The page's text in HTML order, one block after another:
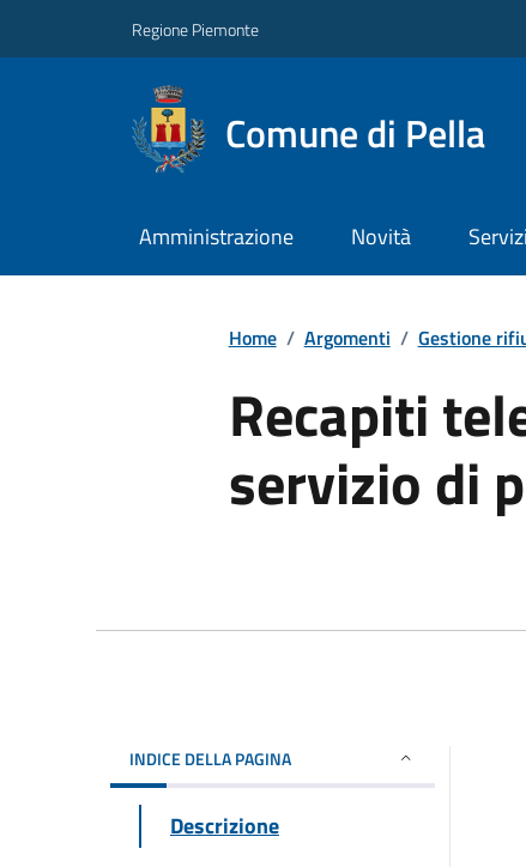
Regione Piemonte
Comune di Pella
Amministrazione Novità Servizi
Home / Argomenti / Gestione
Recapiti
servizio di
INDICE DELLA PAGINA
Descrizione